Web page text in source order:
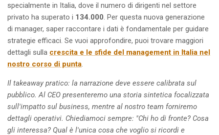
specialmente in Italia, dove il numero di dirigenti nel settore
privato ha superato i 134.000. Per questa nuova generazione
di manager, saper raccontare i dati è fondamentale per guidare
strategie efficaci. Se vuoi approfondire, puoi trovare maggiori
dettagli sulla crescita e le sfide del management in Italia nel
nostro corso di punta.
Il takeaway pratico: la narrazione deve essere calibrata sul
pubblico. Al CEO presenteremo una storia sintetica focalizzata
sull'impatto sul business, mentre al nostro team forniremo
dettagli operativi. Chiediamoci sempre: "Chi ho di fronte? Cosa
gli interessa? Qual è l'unica cosa che voglio si ricordi e